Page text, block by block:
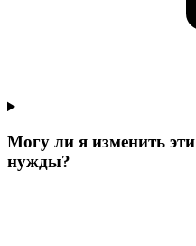
Могу ли я изменить
нужды?